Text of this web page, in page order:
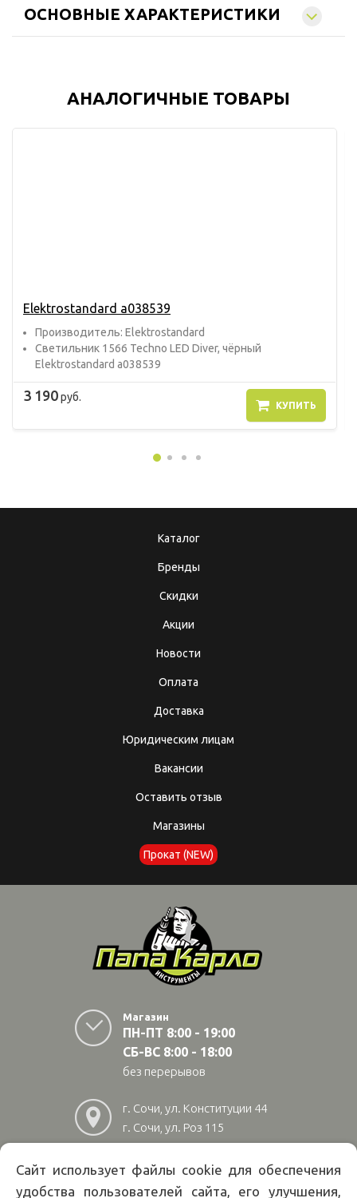
ОСНОВНЫЕ ХАРАКТЕРИСТИКИ
АНАЛОГИЧНЫЕ ТОВАРЫ
Elektrostandard a038539
Прoизвoдитель: Elektrostandard
Светильник 1566 Techno LED Diver, чёрный
Elektrostandard a038539
3 190руб.
КУПИТЬ
Каталог
Бренды
Скидки
Акции
Новости
Оплата
Доставка
Юридическим лицам
Вакансии
Оставить отзыв
Магазины
Прокат (NEW)
Магазин
ПН-ПТ 8:00 - 19:00
СБ-ВС 8:00 - 18:00
без перерывов
г. Сочи, ул. Конституции 44
г. Сочи, ул. Роз 115
г. Адлер, ул Авиационная
28/10
Сайт использует файлы cookie для обеспечения
удобства пользователей сайта, его улучшения,